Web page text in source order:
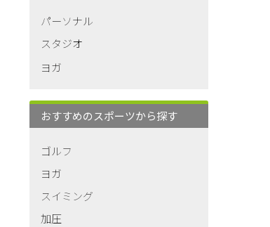
パーソナル
スタジオ
ヨガ
おすすめのスポーツから探す
ゴルフ
ヨガ
スイミング
加圧